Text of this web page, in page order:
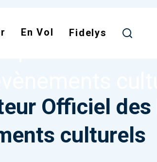
main
En Vol Fidelys
Officiel
culturels